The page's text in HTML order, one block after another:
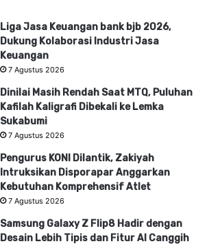
Liga Jasa Keuangan bank bjb 2026,
Dukung Kolaborasi Industri Jasa
Keuangan
7 Agustus 2026
Dinilai Masih Rendah Saat MTQ, Puluhan
Kafilah Kaligrafi Dibekali ke Lemka
Sukabumi
7 Agustus 2026
Pengurus KONI Dilantik, Zakiyah
Intruksikan Disporapar Anggarkan
Kebutuhan Komprehensif Atlet
7 Agustus 2026
Samsung Galaxy Z Flip8 Hadir dengan
Desain Lebih Tipis dan Fitur AI Canggih